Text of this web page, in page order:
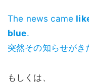
The news came
blue.
突然その知らせがき
もしくは、